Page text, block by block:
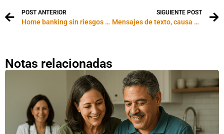
POST ANTERIOR
Home banking sin riesgos desde la PC o el teléfono móvil
SIGUIENTE POST
Mensajes de texto, causa de divorcio
Notas relacionadas